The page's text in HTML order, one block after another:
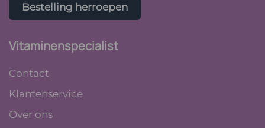
Bestelling herroepen
Vitaminenspecialist
Contact
Klantenservice
Over ons